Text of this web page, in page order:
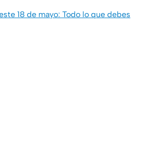
18 de mayo: Todo lo que debes